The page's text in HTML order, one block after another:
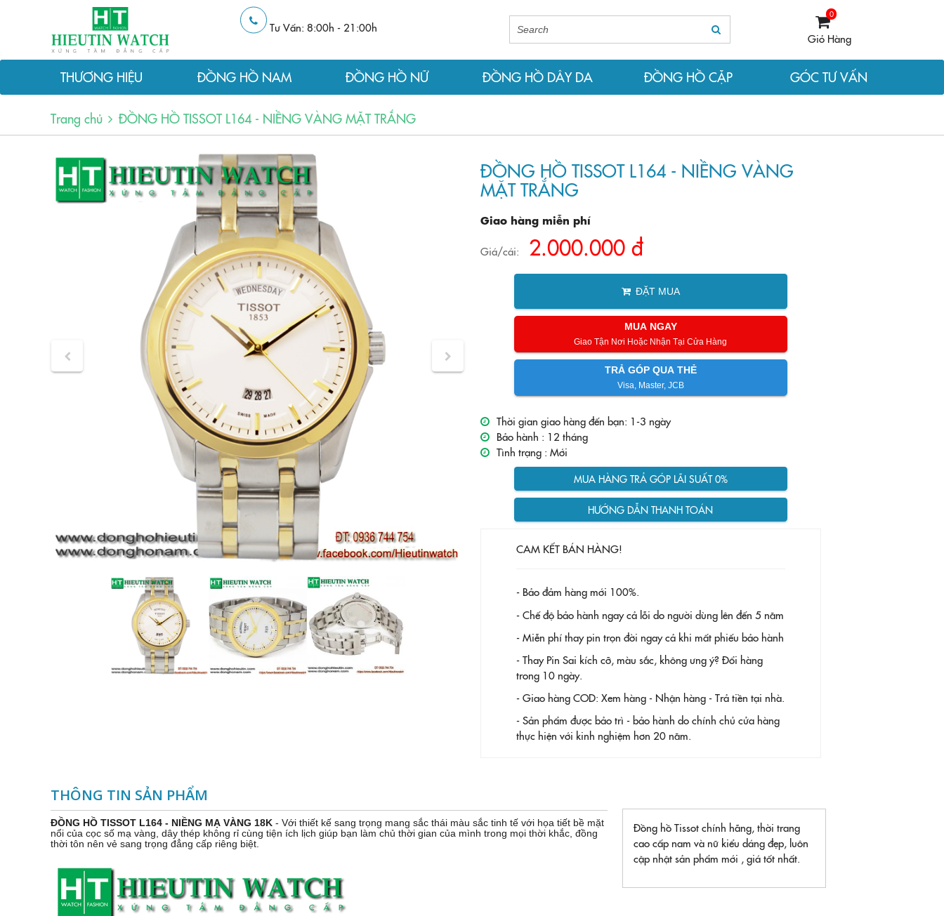
Tư Vấn: 8:00h - 21:00h
0
Giỏ Hàng
THƯƠNG HIỆU ĐỒNG HỒ NAM ĐỒNG HỒ NỮ ĐỒNG HỒ DÂY DA ĐỒNG HỒ CẶP GÓC TƯ VẤN
Trang chủ ĐỒNG HỒ TISSOT L164 - NIỀNG VÀNG MẶT TRẮNG
ĐỒNG HỒ TISSOT L164 - NIỀNG VÀNG
MẶT TRẮNG
Giao hàng miễn phí
Giá/cái: 2.000.000 đ
ĐẶT MUA
MUA NGAY
Giao Tận Nơi Hoặc Nhận Tại Cửa Hàng
TRẢ GÓP QUA THẺ
Visa, Master, JCB
Thời gian giao hàng đến bạn: 1-3 ngày
Bảo hành : 12 tháng
Tình trạng : Mới
MUA HÀNG TRẢ GÓP LÃI SUẤT 0%
HƯỚNG DẪN THANH TOÁN
CAM KẾT BÁN HÀNG!
- Bảo đảm hàng mới 100%.
- Chế độ bảo hành ngay cả lỗi do người dùng lên đến 5 năm
- Miễn phí thay pin trọn đời ngay cả khi mất phiếu bảo hành
- Thay Pin Sai kích cỡ, màu sắc, không ưng ý? Đổi hàng
trong 10 ngày.
- Giao hàng COD: Xem hàng - Nhận hàng - Trả tiền tại nhà.
- Sản phẩm được bảo trì - bảo hành do chính chủ cửa hàng
thực hiện với kinh nghiệm hơn 20 năm.
THÔNG TIN SẢN PHẨM
ĐỒNG HỒ TISSOT L164 - NIỀNG MẠ VÀNG 18K - Với thiết kế sang trọng mang sắc thái màu sắc tinh tế với họa tiết bề mặt
nổi của cọc số mạ vàng, dây thép không rỉ cùng tiện ích lịch giúp bạn làm chủ thời gian của mình trong mọi thời khắc, đồng
thời tôn nên vẻ sang trọng đẳng cấp riêng biệt.
Đồng hồ Tissot chính hãng, thời trang
cao cấp nam và nữ kiểu dáng đẹp, luôn
cập nhật sản phẩm mới , giá tốt nhất.